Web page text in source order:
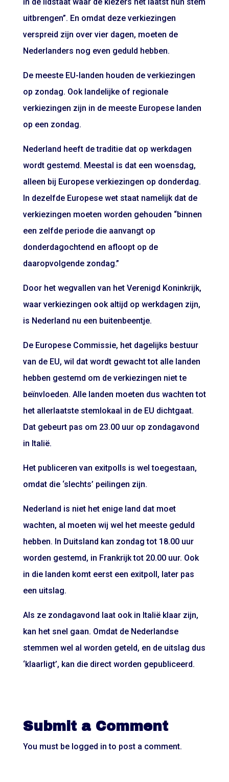
uitbrengen”. En omdat deze verkiezingen
verspreid zijn over vier dagen, moeten de
Nederlanders nog even geduld hebben.
De meeste EU-landen houden de verkiezingen
op zondag. Ook landelijke of regionale
verkiezingen zijn in de meeste Europese landen
op een zondag.
Nederland heeft de traditie dat op werkdagen
wordt gestemd. Meestal is dat een woensdag,
alleen bij Europese verkiezingen op donderdag.
In dezelfde Europese wet staat namelijk dat de
verkiezingen moeten worden gehouden “binnen
een zelfde periode die aanvangt op
donderdagochtend en afloopt op de
daaropvolgende zondag.”
Door het wegvallen van het Verenigd Koninkrijk,
waar verkiezingen ook altijd op werkdagen zijn,
is Nederland nu een buitenbeentje.
De Europese Commissie, het dagelijks bestuur
van de EU, wil dat wordt gewacht tot alle landen
hebben gestemd om de verkiezingen niet te
beïnvloeden. Alle landen moeten dus wachten tot
het allerlaatste stemlokaal in de EU dichtgaat.
Dat gebeurt pas om 23.00 uur op zondagavond
in Italië.
Het publiceren van exitpolls is wel toegestaan,
omdat die ‘slechts’ peilingen zijn.
Nederland is niet het enige land dat moet
wachten, al moeten wij wel het meeste geduld
hebben. In Duitsland kan zondag tot 18.00 uur
worden gestemd, in Frankrijk tot 20.00 uur. Ook
in die landen komt eerst een exitpoll, later pas
een uitslag.
Als ze zondagavond laat ook in Italië klaar zijn,
kan het snel gaan. Omdat de Nederlandse
stemmen wel al worden geteld, en de uitslag dus
‘klaarligt’, kan die direct worden gepubliceerd.
Submit a Comment
You must be logged in to post a comment.